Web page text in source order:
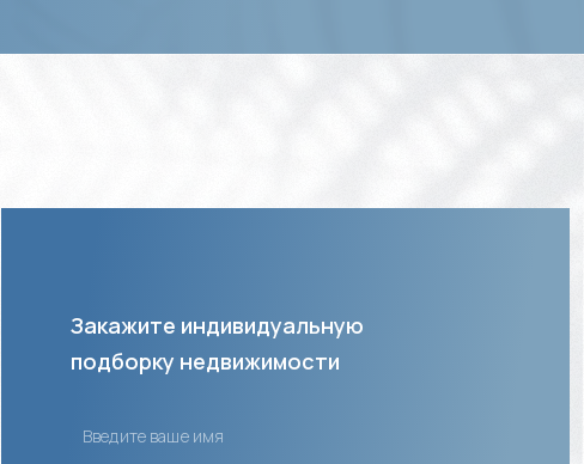
Закажите индивидуальную
подборку недвижимости